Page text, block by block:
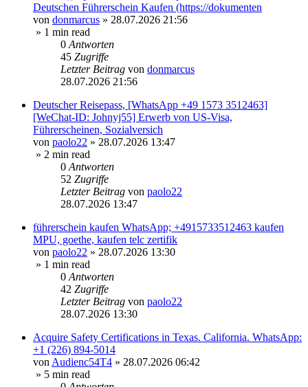
Deutschen Führerschein Kaufen (https://dokumenten
von donmarcus » 28.07.2026 21:56
» 1 min read
0 Antworten
45 Zugriffe
Letzter Beitrag von donmarcus
28.07.2026 21:56
Deutscher Reisepass, [WhatsApp +49 1573 3512463]
[WeChat-ID: Johnyj55] Erwerb von US-Visa,
Führerscheinen, Sozialversich
von paolo22 » 28.07.2026 13:47
» 2 min read
0 Antworten
52 Zugriffe
Letzter Beitrag von paolo22
28.07.2026 13:47
führerschein kaufen WhatsApp; +4915733512463 kaufen
MPU, goethe, kaufen telc zertifik
von paolo22 » 28.07.2026 13:30
» 1 min read
0 Antworten
42 Zugriffe
Letzter Beitrag von paolo22
28.07.2026 13:30
Acquire Safety Certifications in Texas. California. WhatsApp:
+1 (226) 894-5014
von Audienc54T4 » 28.07.2026 06:42
» 5 min read